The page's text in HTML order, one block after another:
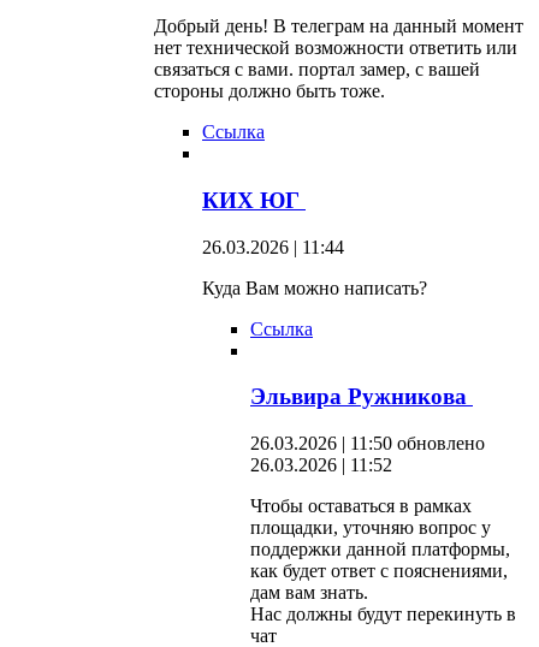
Добрый день! В телеграм на данный момент
нет технической возможности ответить или
связаться с вами. портал замер, с вашей
стороны должно быть тоже.
Ссылка
КИХ ЮГ
26.03.2026 | 11:44
Куда Вам можно написать?
Ссылка
Эльвира Ружникова
26.03.2026 | 11:50 обновлено
26.03.2026 | 11:52
Чтобы оставаться в рамках
площадки, уточняю вопрос у
поддержки данной платформы,
как будет ответ с пояснениями,
дам вам знать.
Нас должны будут перекинуть в
чат